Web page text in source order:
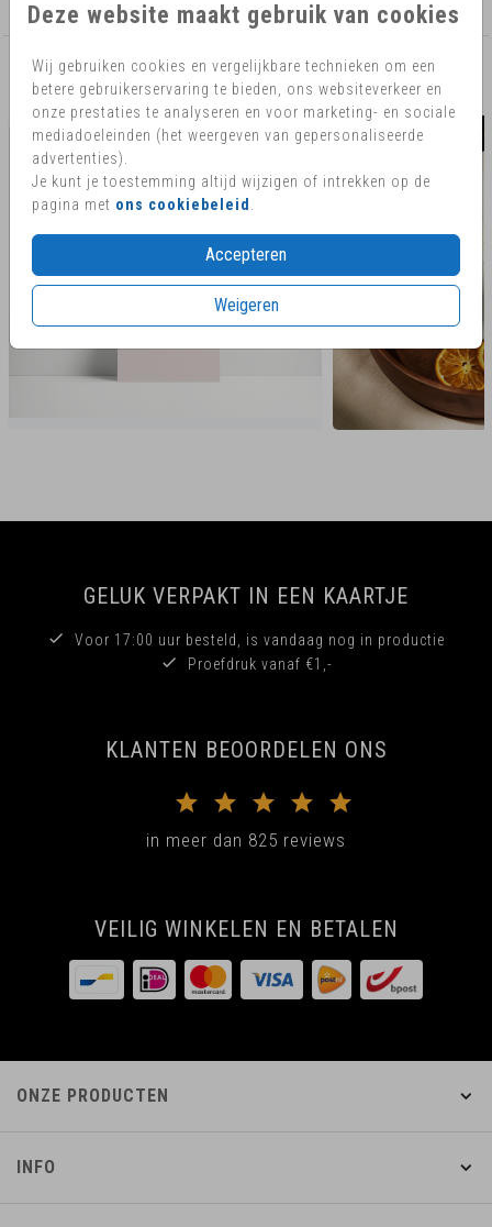
Deze website maakt gebruik van cookies
Wij gebruiken cookies en vergelijkbare technieken om een
betere gebruikerservaring te bieden, ons websiteverkeer en
onze prestaties te analyseren en voor marketing- en sociale
mediadoeleinden (het weergeven van gepersonaliseerde
advertenties).
Je kunt je toestemming altijd wijzigen of intrekken op de
pagina met ons cookiebeleid
Accepteren
Weigeren
AANBEVOLEN
GELUK VERPAKT IN EEN KAARTJE
Voor 17:00 uur besteld, is vandaag nog in productie
Proefdruk vanaf €1,-
KLANTEN BEOORDELEN ONS
in meer dan 825 reviews
VEILIG WINKELEN EN BETALEN
ONZE PRODUCTEN
INFO